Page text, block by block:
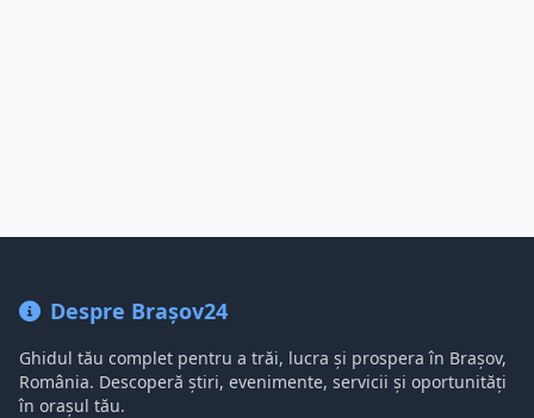
Despre Brașov24
Ghidul tău complet pentru a trăi, lucra și prospera în Brașov,
România. Descoperă știri, evenimente, servicii și oportunități
în orașul tău.